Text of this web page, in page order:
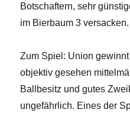
Botschaftern, sehr
im Bierbaum 3 versacken.
Zum Spiel: Union
objektiv gesehen
Ballbesitz und gutes
ungefährlich. Eines der